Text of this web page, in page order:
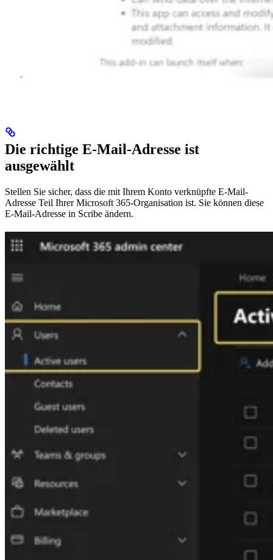
Die richtige E-Mail-Adresse ist
ausgewählt
Stellen Sie sicher, dass die mit Ihrem Konto verknüpfte E-Mail-
Adresse Teil Ihrer Microsoft 365-Organisation ist. Sie können diese
E-Mail-Adresse in Scribe ändern.